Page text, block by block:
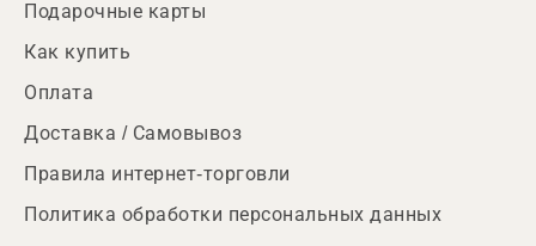
Подарочные карты
Как купить
Оплата
Доставка / Самовывоз
Правила интернет-торговли
Политика обработки персональных данных